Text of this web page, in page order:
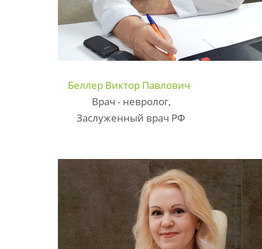
Беллер Виктор Павлович
Врач - невролог,
Заслуженный врач РФ